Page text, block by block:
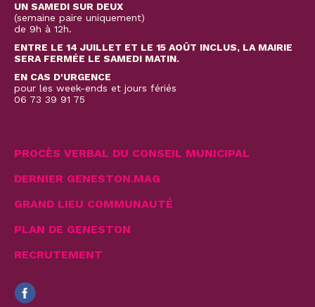
UN SAMEDI SUR DEUX
(semaine paire uniquement)
de 9h à 12h.
ENTRE LE 14 JUILLET ET LE 15 AOÛT INCLUS, LA MAIRIE
SERA FERMÉE LE SAMEDI MATIN.
EN CAS D'URGENCE
pour les week-ends et jours fériés
06 73 39 91 75
PROCÈS VERBAL DU CONSEIL MUNICIPAL
DERNIER GENESTON.MAG
GRAND LIEU COMMUNAUTÉ
PLAN DE GENESTON
RECRUTEMENT